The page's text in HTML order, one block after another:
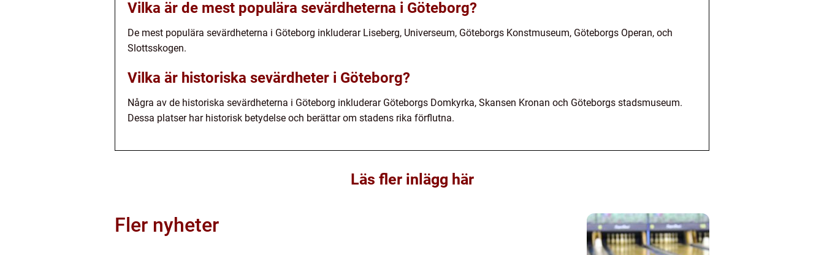
Vilka är de mest populära sevärdheterna i Göteborg?
De mest populära sevärdheterna i Göteborg inkluderar Liseberg, Universeum, Göteborgs Konstmuseum, Göteborgs Operan, och
Slottsskogen.
Vilka är historiska sevärdheter i Göteborg?
Några av de historiska sevärdheterna i Göteborg inkluderar Göteborgs Domkyrka, Skansen Kronan och Göteborgs stadsmuseum.
Dessa platser har historisk betydelse och berättar om stadens rika förflutna.
Läs fler inlägg här
Fler nyheter